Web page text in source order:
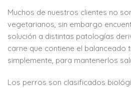
Muchos de nuestros clientes no
vegetarianos, sin embargo
solución a distintas patologías
carne que contiene el balanceado
simplemente, para mantenerlos
Los perros son clasificados